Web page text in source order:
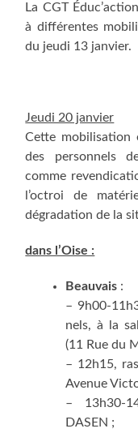
La CGT
à dif­fé­rentes
du jeu­di 13 janvier.
Jeu­di 20 janvier
Cette mobi­li­sa­tion
des per­son­nels
comme
l’octroi de
dégra­da­tion de la
dans l’Oise :
Beau­vais :
– 9h00-
nels, à la
(11 Rue du
– 12h15,
Ave­nue
– 13h30-
DASEN ;